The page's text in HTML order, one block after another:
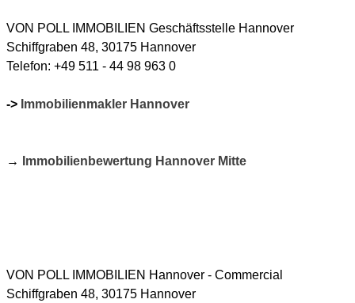
VON POLL IMMOBILIEN Geschäftsstelle Hannover
Schiffgraben 48, 30175 Hannover
Telefon: +49 511 - 44 98 963 0
-> Immobilienmakler Hannover
→ Immobilienbewertung Hannover Mitte
VON POLL IMMOBILIEN Hannover - Commercial
Schiffgraben 48, 30175 Hannover